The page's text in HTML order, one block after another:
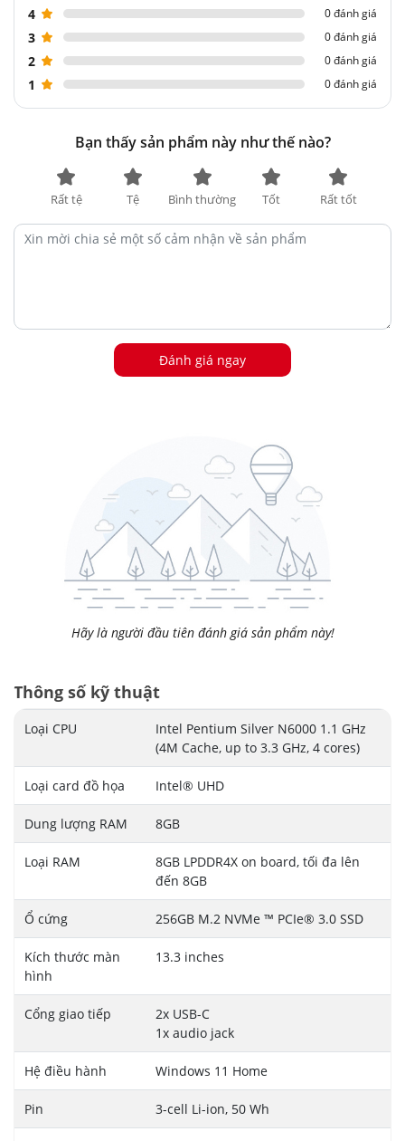
4 0 đánh giá
3 0 đánh giá
2 0 đánh giá
1 0 đánh giá
Bạn thấy sản phẩm này như thế nào?
Rất tốt
Tốt
Bình thường
Tệ
Rất tệ
Đánh giá ngay
Hãy là người đầu tiên đánh giá sản phẩm này!
Thông số kỹ thuật
Loại CPU
Intel Pentium Silver N6000 1.1 GHz
(4M Cache, up to 3.3 GHz, 4 cores)
Loại card đồ họa Intel® UHD
Dung lượng RAM 8GB
Loại RAM
8GB LPDDR4X on board, tối đa lên
đến 8GB
Ổ cứng 256GB M.2 NVMe ™ PCIe® 3.0 SSD
Kích thước màn
hình
13.3 inches
Cổng giao tiếp
2x USB-C
1x audio jack
Hệ điều hành Windows 11 Home
Pin 3-cell Li-ion, 50 Wh